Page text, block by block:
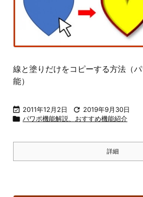
線と塗りだけをコピーする方法（
能）
 2011年12月2日  2019年9月30日
 パワポ機能解説、おすすめ機能紹介
詳細